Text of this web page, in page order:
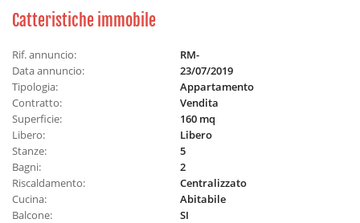
Catteristiche immobile
Rif. annuncio:
RM-
Data annuncio:
23/07/2019
Tipologia:
Appartamento
Contratto:
Vendita
Superficie:
160 mq
Libero:
Libero
Stanze:
5
Bagni:
2
Riscaldamento:
Centralizzato
Cucina:
Abitabile
Balcone:
SI